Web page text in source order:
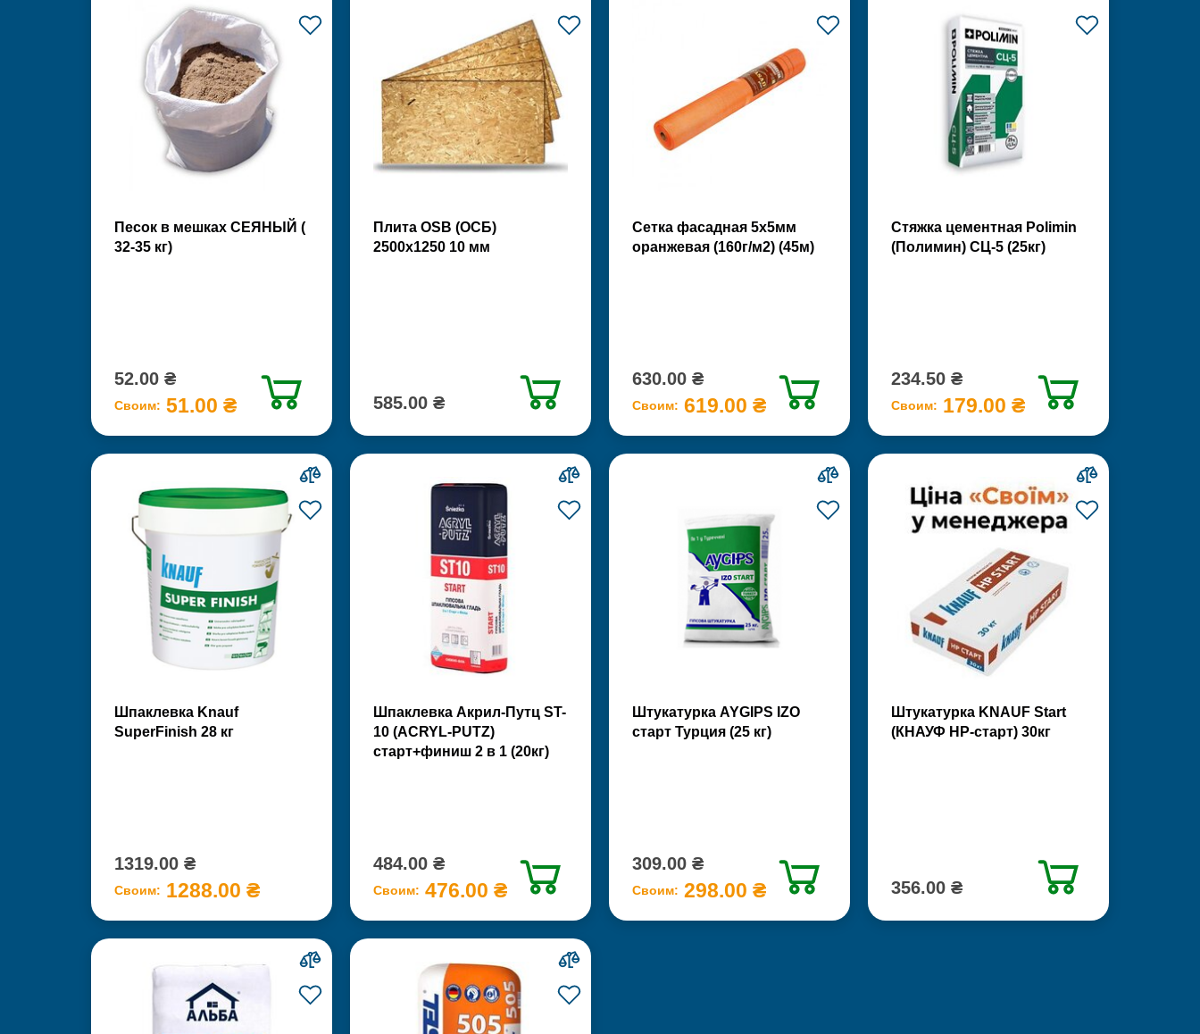
Песок в мешках СЕЯНЫЙ (
32-35 кг)
52.00 ₴
Своим: 51.00 ₴
Плита OSB (ОСБ)
2500х1250 10 мм
585.00 ₴
Сетка фасадная 5х5мм
оранжевая (160г/м2) (45м)
630.00 ₴
Своим: 619.00 ₴
Стяжка цементная Polimin
(Полимин) СЦ-5 (25кг)
234.50 ₴
Своим: 179.00 ₴
Шпаклевка Knauf
SuperFinish 28 кг
1319.00 ₴
Своим: 1288.00 ₴
Шпаклевка Акрил-Путц ST-
10 (ACRYL-PUTZ)
старт+финиш 2 в 1 (20кг)
484.00 ₴
Своим: 476.00 ₴
Штукатурка AYGIPS IZO
старт Турция (25 кг)
309.00 ₴
Своим: 298.00 ₴
Штукатурка KNAUF Start
(КНАУФ НР-старт) 30кг
356.00 ₴